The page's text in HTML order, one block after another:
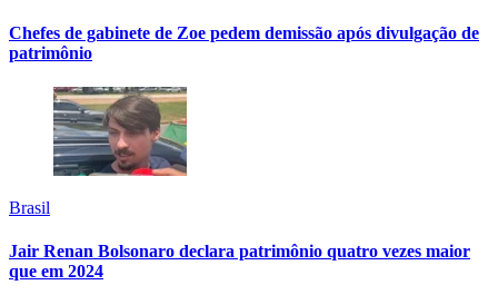
Chefes de gabinete de Zoe pedem demissão após divulgação de
patrimônio
Brasil
Jair Renan Bolsonaro declara patrimônio quatro vezes maior
que em 2024